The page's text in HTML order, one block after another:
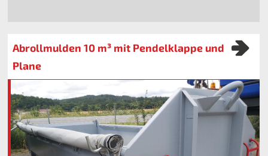
Abrollmulden 10 m³ mit Pendelklappe und
Plane